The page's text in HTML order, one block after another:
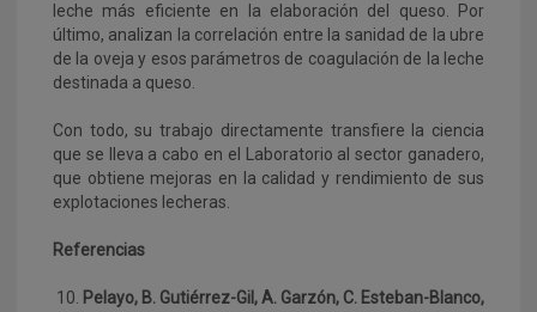
leche más eficiente en la elaboración del queso. Por
último, analizan la correlación entre la sanidad de la ubre
de la oveja y esos parámetros de coagulación de la leche
destinada a queso.
Con todo, su trabajo directamente transfiere la ciencia
que se lleva a cabo en el Laboratorio al sector ganadero,
que obtiene mejoras en la calidad y rendimiento de sus
explotaciones lecheras.
Referencias
Pelayo, B. Gutiérrez-Gil, A. Garzón, C. Esteban-Blanco,